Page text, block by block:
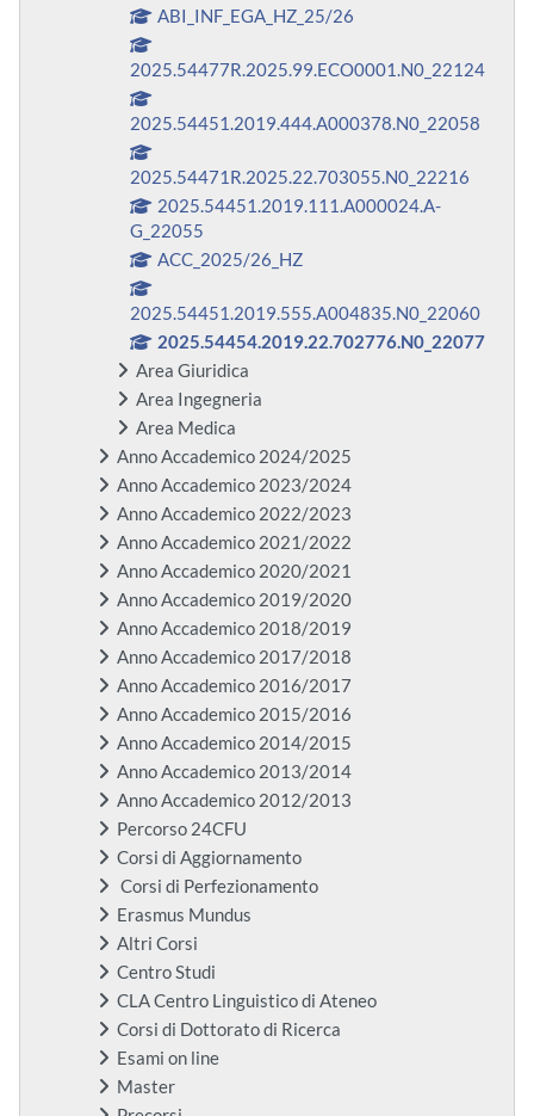
ABI_INF_EGA_HZ_25/26
2025.54477R.2025.99.ECO0001.N0_22124
2025.54451.2019.444.A000378.N0_22058
2025.54471R.2025.22.703055.N0_22216
2025.54451.2019.111.A000024.A-
G_22055
ACC_2025/26_HZ
2025.54451.2019.555.A004835.N0_22060
2025.54454.2019.22.702776.N0_22077
Area Giuridica
Area Ingegneria
Area Medica
Anno Accademico 2024/2025
Anno Accademico 2023/2024
Anno Accademico 2022/2023
Anno Accademico 2021/2022
Anno Accademico 2020/2021
Anno Accademico 2019/2020
Anno Accademico 2018/2019
Anno Accademico 2017/2018
Anno Accademico 2016/2017
Anno Accademico 2015/2016
Anno Accademico 2014/2015
Anno Accademico 2013/2014
Anno Accademico 2012/2013
Percorso 24CFU
Corsi di Aggiornamento
Corsi di Perfezionamento
Erasmus Mundus
Altri Corsi
Centro Studi
CLA Centro Linguistico di Ateneo
Corsi di Dottorato di Ricerca
Esami on line
Master